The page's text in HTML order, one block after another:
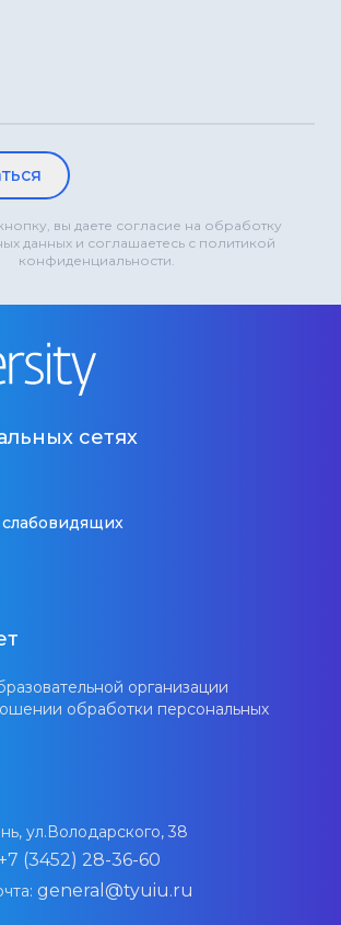
вы даете согласие на обработку
данных и соглашаетесь с политикой
конфиденциальности.
сетях
организации
обработки персональных
ул.Володарского, 38
(3452) 28-36-60
general@tyuiu.ru